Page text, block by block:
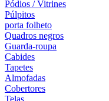
Pódios / Vitrines
Púlpitos
porta folheto
Quadros negros
Guarda-roupa
Cabides
Tapetes
Almofadas
Cobertores